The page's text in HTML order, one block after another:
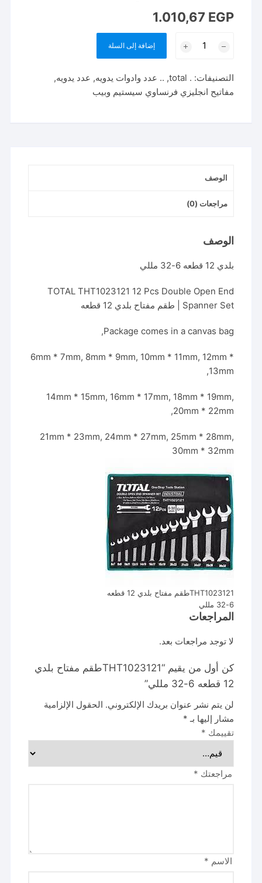
1.010,67 EGP
بلدي
12
إضافة إلى السلة
التصنيفات: . total
, .. عدد وادوات يدويه, عدد يدويه,
مفاتيح انجليزي فرنساوي سيستيم وبيب
الوصف
مراجعات (0)
الوصف
بلدي 12 قطعه 6-32 مللي
TOTAL THT1023121 12 Pcs Double Open End
Spanner Set | طقم مفتاح بلدي 12 قطعه
Package comes in a canvas bag,
6mm * 7mm, 8mm * 9mm, 10mm * 11mm, 12mm *
13mm,
14mm * 15mm, 16mm * 17mm, 18mm * 19mm,
20mm * 22mm,
21mm * 23mm, 24mm * 27mm, 25mm * 28mm,
30mm * 32mm
THT1023121طقم مفتاح بلدي 12 قطعه
6-32 مللي
المراجعات
لا توجد مراجعات بعد.
كن أول من يقيم “THT1023121طقم مفتاح بلدي
12 قطعه 6-32 مللي”
لن يتم نشر عنوان بريدك الإلكتروني. الحقول الإلزامية
مشار إليها بـ *
تقييمك *
مراجعتك *
الاسم *